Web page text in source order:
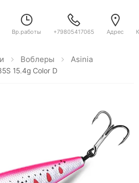
Вр.работы +79805417065 Адрес
Воблеры Asinia
15.4g Color D